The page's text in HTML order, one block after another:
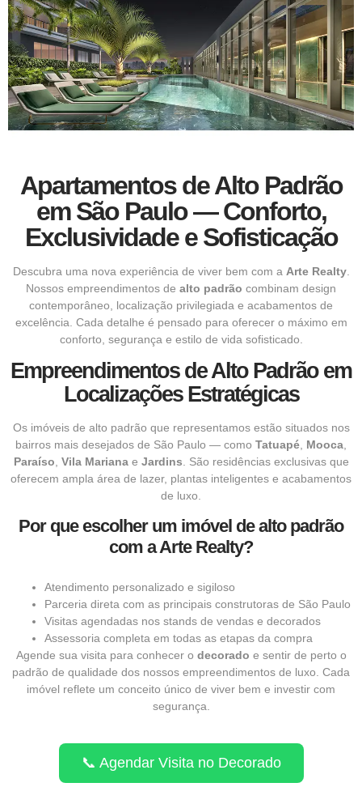
Apartamentos de Alto Padrão
em São Paulo — Conforto,
Exclusividade e Sofisticação
Descubra uma nova experiência de viver bem com a Arte Realty.
Nossos empreendimentos de alto padrão combinam design
contemporâneo, localização privilegiada e acabamentos de
excelência. Cada detalhe é pensado para oferecer o máximo em
conforto, segurança e estilo de vida sofisticado.
Empreendimentos de Alto Padrão em
Localizações Estratégicas
Os imóveis de alto padrão que representamos estão situados nos
bairros mais desejados de São Paulo — como Tatuapé Mooca
Paraíso Vila Marianae Jardins . São residências exclusivas que
oferecem ampla área de lazer, plantas inteligentes e acabamentos
de luxo.
Por que escolher um imóvel de alto padrão
com a Arte Realty?
Atendimento personalizado e sigiloso
Parceria direta com as principais construtoras de São Paulo
Visitas agendadas nos stands de vendas e decorados
Assessoria completa em todas as etapas da compra
Agende sua visita para conhecer o decorado e sentir de perto o
padrão de qualidade dos nossos empreendimentos de luxo. Cada
imóvel reflete um conceito único de viver bem e investir com
segurança.
📞 Agendar Visita no Decorado